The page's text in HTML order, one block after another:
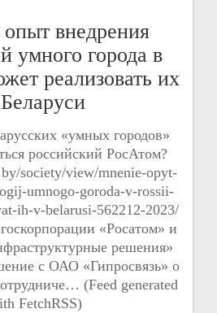
внедрения
умного города в
реализовать их
«умных городов»
российский РосАтом?
society/view/mnenie-opyt-
umnogo-goroda-v-rossii-
ih-v-belarusi-562212-2023/
«Росатом» и
решения»
с ОАО «Гипросвязь» о
(Feed generated
FetchRSS)